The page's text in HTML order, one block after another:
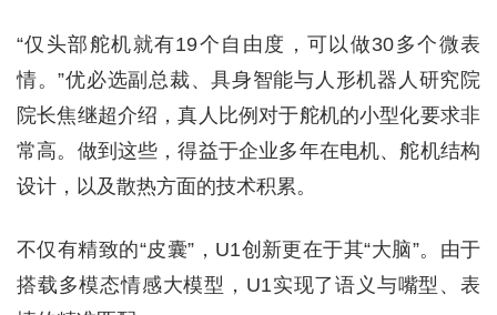
“仅头部舵机就有19个自由度，可以做30多个微表
情。”优必选副总裁、具身智能与人形机器人研究院
院长焦继超介绍，真人比例对于舵机的小型化要求非
常高。做到这些，得益于企业多年在电机、舵机结构
设计，以及散热方面的技术积累。
不仅有精致的“皮囊”，U1创新更在于其“大脑”。由于
搭载多模态情感大模型，U1实现了语义与嘴型、表